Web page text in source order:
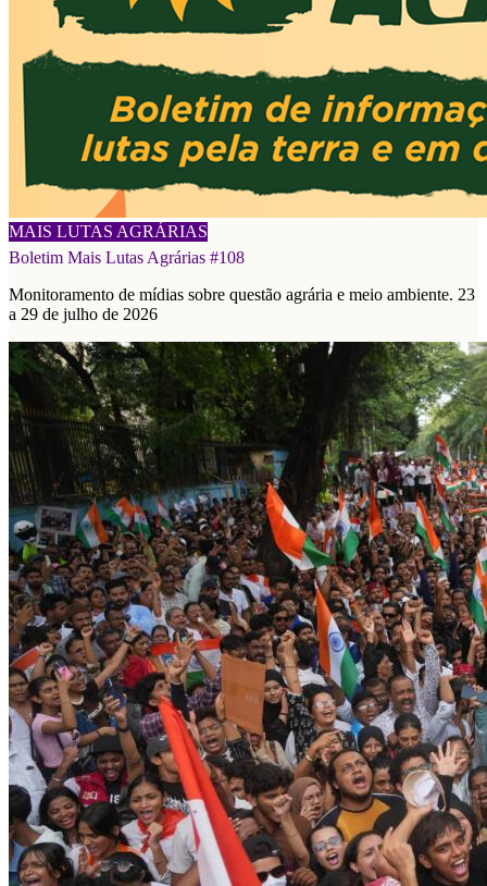
MAIS LUTAS AGRÁRIAS
03/08/2026
Boletim Mais Lutas Agrárias #108
Monitoramento de mídias sobre questão agrária e meio ambiente. 23
a 29 de julho de 2026